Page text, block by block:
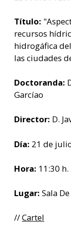
Título:
recursos
hidrogáfica
las ciudades
Doctoranda:
Garcíao
Director: D.
Día: 21 de
Hora: 11:30 h.
Lugar: Sala
//Cartel